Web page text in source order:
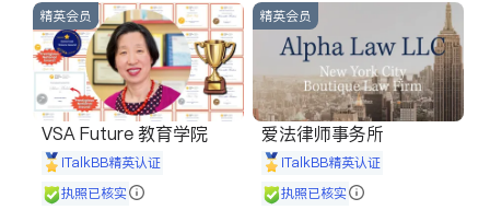
商铺租售
精英会员
VSA Future 教育学院
iTalkBB精英认证
执照已核实
精英会员
爱法律师事务所
iTalkBB精英认证
执照已核实